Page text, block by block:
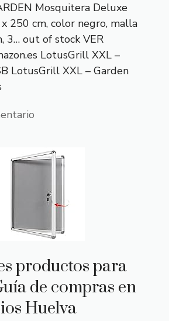
Mosquitera Deluxe
250 cm, color negro, malla
3… out of stock VER
LotusGrill XXL –
LotusGrill XXL – Garden
productos para
de compras en
Huelva